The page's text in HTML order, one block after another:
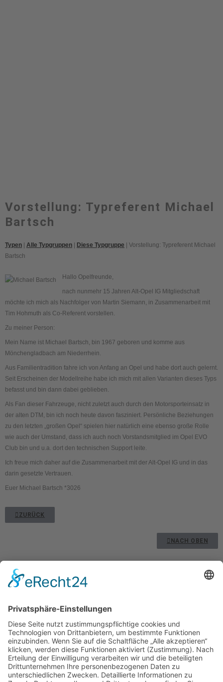
Vorstellung: Typreferent Michael
Bartsch
Typen Alle Typgruppen Diese Typgruppe | Vorstellung: Typreferent Michael
Bartsch
Hallo Opelfreunde,
nach nunmehr 15 Jahren Alt-Opel IG Mitgliedschaft
möchte ich mich als Nachfolger von Martin Siemann, in Zusammenarbeit mit
Tim Hohmuth als Co-Referent vorstellen.
Zu meiner Person:
Mein Name ist Michael Bartsch, bin 1967 geboren und komme aus
Mönchengladbach am Niederrhein.
Aus Familientradition fahre ich von Anfang an Opel und habe dort auch gelernt.
Seit Erscheinen der Modellreihe habe ich mich mit allen Varianten dieses Typs
befasst und bin dann dabei geblieben.
Als Fan dieser Fahrzeuge, nicht zuletzt auch durch den Motorsporteinsatz in
der alten DTM, bin ich noch heute davon fasziniert. Persönliche Beziehungen
zu den letzten „großen Opel“ spielen hier natürlich eine ebenso große Rolle
wie auch der Umstand, dass ich auch noch Vorstandsmitglied im Opel EVO
Club bin und u.a. dort den technischen Support leite.
Ich freue mich daher auf die Zusammenarbeit mit der Alt-Opel IG und in das
darin gesetzte Vertrauen.
Euer Michael Bartsch *3026
ZURÜCK
NACH OBEN
Kontakt
Mitgliederbereich
Umsetzung: DOUBLE-A-DESIGN